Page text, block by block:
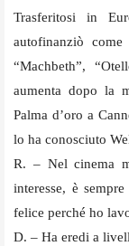
Trasferitosi in
autofinanziò
“Machbeth”,
aumenta dopo la
Palma d’oro a
lo ha conosciuto
R. – Nel cinema
interesse, è
felice perché ho
D. – Ha eredi a